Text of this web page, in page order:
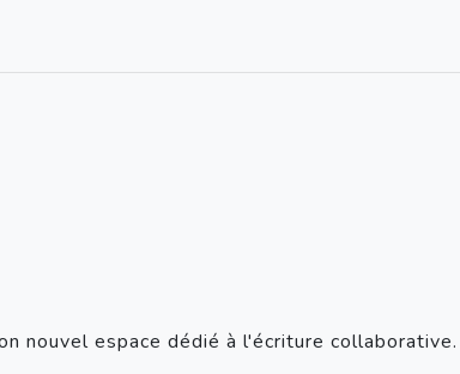
nouvel espace dédié à l'écriture collaborative.